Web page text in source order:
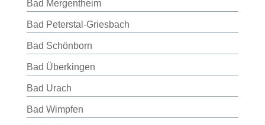
Bad Mergentheim
Bad Peterstal-Griesbach
Bad Schönborn
Bad Überkingen
Bad Urach
Bad Wimpfen